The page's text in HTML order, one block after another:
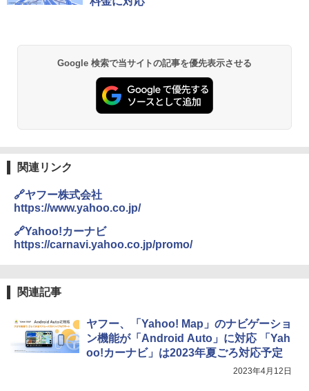
Google 検索で当サイトの記事を優先表示させる
関連リンク
🔗ヤフー株式会社
https://www.yahoo.co.jp/
🔗Yahoo!カーナビ
https://carnavi.yahoo.co.jp/promo/
関連記事
ヤフー、「Yahoo! Map」のナビゲーショ
ン機能が「Android Auto」に対応 「Yah
oo!カーナビ」は2023年夏ごろ対応予定
2023年4月12日